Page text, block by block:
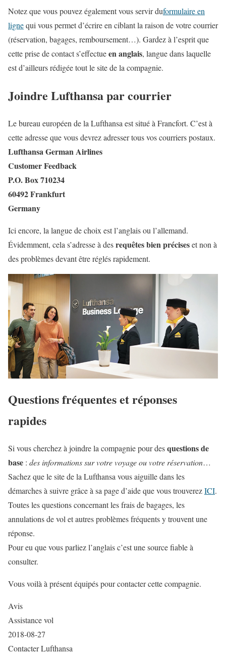
Notez que vous pouvez également vous servir duformulaire en
lignequi vous permet d’écrire en ciblant la raison de votre courrier
(réservation, bagages, remboursement…). Gardez à l’esprit que
cette prise de contact s’effectueen anglais, langue dans laquelle
est d’ailleurs rédigée tout le site de la compagnie.
Joindre Lufthansa par courrier
Le bureau européen de la Lufthansa est situé à Francfort. C’est à
cette adresse que vous devrez adresser tous vos courriers postaux.
Lufthansa German Airlines
Customer Feedback
P.O. Box 710234
60492 Frankfurt
Germany
Ici encore, la langue de choix est l’anglais ou l’allemand.
Évidemment, cela s’adresse à desrequêtes bien préciseset non à
des problèmes devant être réglés rapidement.
Questions fréquentes et réponses
rapides
Si vous cherchez à joindre la compagnie pour desquestions de
base : des informations sur votre voyage ou votre réservation…
Sachez que le site de la Lufthansa vous aiguille dans les
démarches à suivre grâce à sa page d’aide que vous trouverezICI.
Toutes les questions concernant les frais de bagages, les
annulations de vol et autres problèmes fréquents y trouvent une
réponse.
Pour eu que vous parliez l’anglais c’est une source fiable à
consulter.
Vous voilà à présent équipés pour contacter cette compagnie.
Avis
Assistance vol
2018-08-27
Contacter Lufthansa